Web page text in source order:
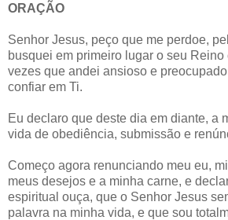
ORAÇÃO
Senhor Jesus, peço que me perdoe,
busquei em primeiro lugar o seu
vezes que andei ansioso e
confiar em Ti.
Eu declaro que deste dia em diante, a
vida de obediência, submissão e
Começo agora renunciando meu eu,
meus desejos e a minha carne, e
espiritual ouça, que o Senhor Jesus
palavra na minha vida, e que sou